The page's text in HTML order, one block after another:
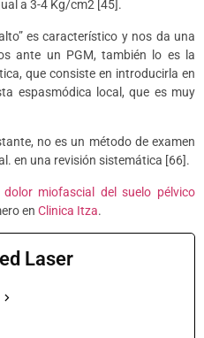
a 3-4 Kg/cm2 [45].
es característico y nos da una
ante un PGM, también lo es la
que consiste en introducirla en
espasmódica local, que es muy
no es un método de examen
en una revisión sistemática [66].
miofascial del suelo pélvico
en Clinica Itza.
Laser